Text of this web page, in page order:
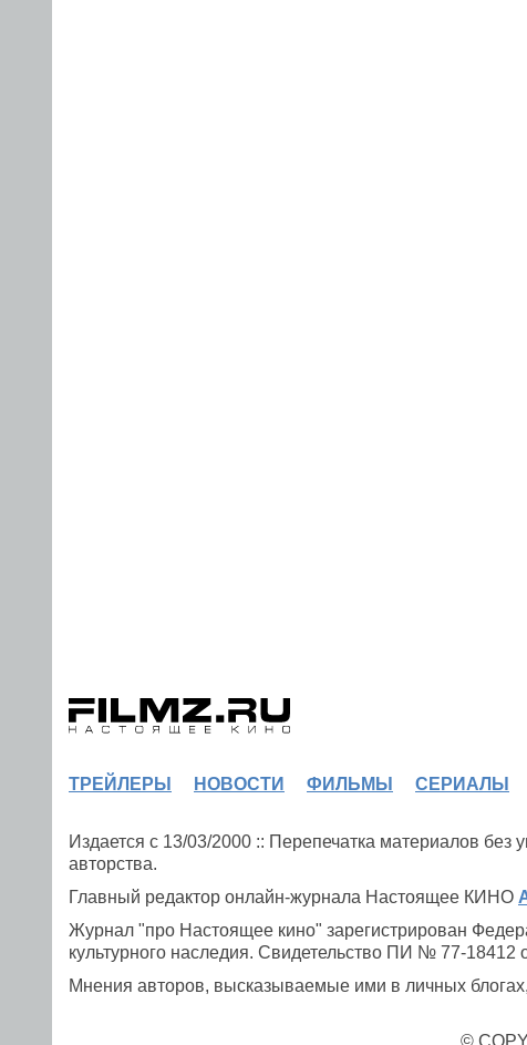
ТРЕЙЛЕРЫ НОВОСТИ ФИЛЬМЫ СЕРИАЛЫ
Издается с 13/03/2000 :: Перепечатка материалов
авторства.
Главный редактор онлайн-журнала Настоящее КИНО
Журнал "про Настоящее кино" зарегистрирован
культурного наследия. Свидетельство ПИ № 77-18412
Мнения авторов, высказываемые ими в личных
©